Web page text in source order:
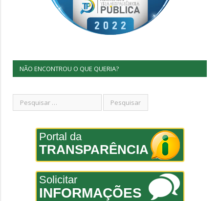
NÃO ENCONTROU O QUE QUERIA?
Portal da
TRANSPARÊNCIA
Solicitar
INFORMAÇÕES